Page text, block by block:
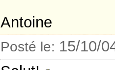
Antoine
Posté le: 15/10/